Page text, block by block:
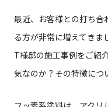
最近、お客様との打ち
る方が非常に増えてきま
T様邸の施工事例をご紹
気なのか？その特徴につ